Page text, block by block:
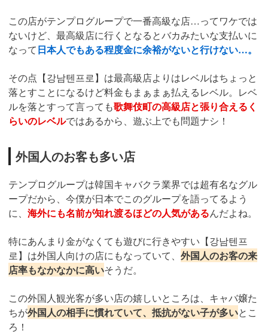
この店がテンプログループで一番高級な店…ってワケでは
ないけど、最高級店に行くとなるとバカみたいな支払いに
なって日本人でもある程度金に余裕がないと行けない…。
その点【강남텐프로】は最高級店よりはレベルはちょっと
落とすことになるけど料金もまぁまぁ払えるレベル。レベ
ルを落とすって言っても歌舞伎町の高級店と張り合えるく
らいのレベルではあるから、遊ぶ上でも問題ナシ！
外国人のお客も多い店
テンプログループは韓国キャバクラ業界では超有名なグル
ープだから、今僕が日本でこのグループを語ってるよう
に、 海外にも名前が知れ渡るほどの人気があるんだよね。
特にあんまり金がなくても遊びに行きやすい【강남텐프
로】は外国人向けの店にもなっていて、 外国人のお客の来
店率もなかなかに高いそうだ。
この外国人観光客が多い店の嬉しいところは、キャバ嬢た
ちが外国人の相手に慣れていて、抵抗がない子が多いとこ
ろ！